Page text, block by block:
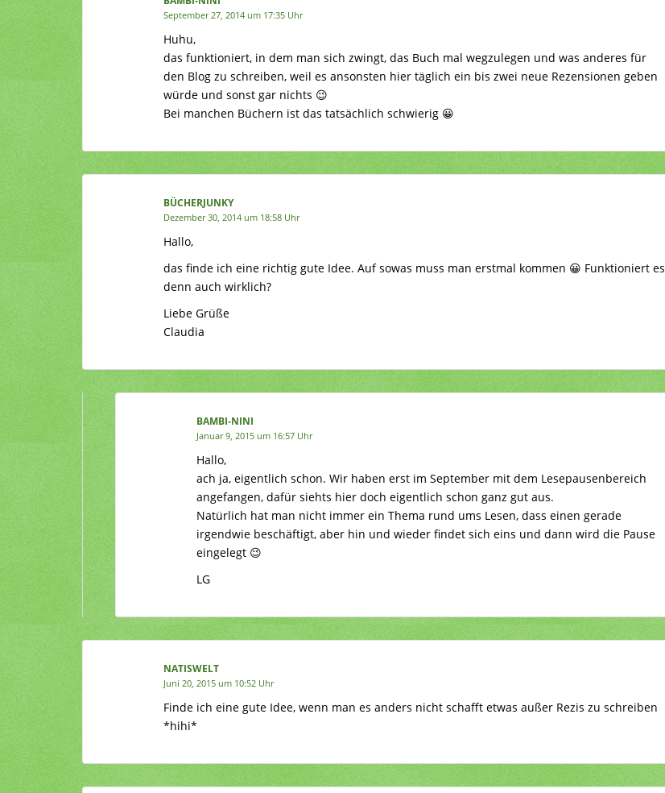
September 27, 2014 um 17:35 Uhr
Huhu,
das funktioniert, in dem man sich zwingt, das Buch mal wegzulegen und was anderes für
den Blog zu schreiben, weil es ansonsten hier täglich ein bis zwei neue Rezensionen geben
würde und sonst gar nichts 😉
Bei manchen Büchern ist das tatsächlich schwierig 😀
BÜCHERJUNKY
Dezember 30, 2014 um 18:58 Uhr
Hallo,
das finde ich eine richtig gute Idee. Auf sowas muss man erstmal kommen 😀 Funktioniert es
denn auch wirklich?
Liebe Grüße
Claudia
BAMBI-NINI
Januar 9, 2015 um 16:57 Uhr
Hallo,
ach ja, eigentlich schon. Wir haben erst im September mit dem Lesepausenbereich
angefangen, dafür siehts hier doch eigentlich schon ganz gut aus.
Natürlich hat man nicht immer ein Thema rund ums Lesen, dass einen gerade
irgendwie beschäftigt, aber hin und wieder findet sich eins und dann wird die Pause
eingelegt 😉
LG
NATISWELT
Juni 20, 2015 um 10:52 Uhr
Finde ich eine gute Idee, wenn man es anders nicht schafft etwas außer Rezis zu schreiben
*hihi*